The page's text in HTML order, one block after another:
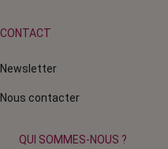
CONTACT
Newsletter
Nous contacter
QUI SOMMES-NOUS ?